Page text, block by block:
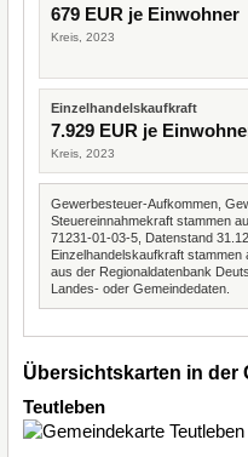
679 EUR je Einwohner
Kreis, 2023
Einzelhandelskaufkraft
7.929 EUR je
Kreis, 2023
Gewerbesteuer-Aufkommen,
Steuereinnahmekraft stammen
71231-01-03-5, Datenstand
Einzelhandelskaufkraft
aus der Regionaldatenbank
Landes- oder Gemeindedaten.
Übersichtskarten in der
Teutleben